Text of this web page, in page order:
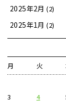
2025年2月 (2)
2025年1月 (2)
月
火
3
4